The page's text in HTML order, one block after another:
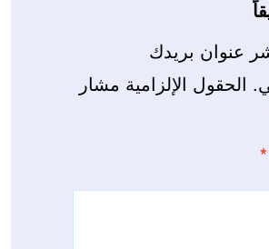
عنوان بريدك
الحقول الإلزامية مشار
*